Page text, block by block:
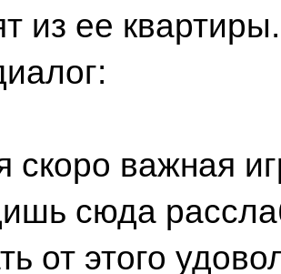
из ее
скоро важная
сюда
от этого